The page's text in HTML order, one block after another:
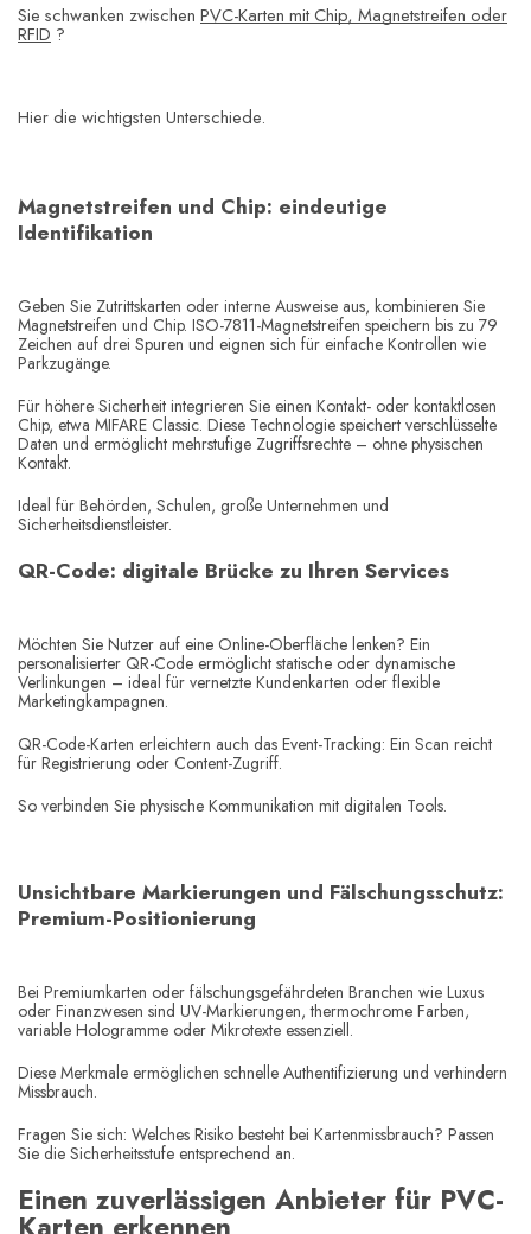
Sie schwanken zwischen PVC-Karten mit Chip, Magnetstreifen oder
RFID ?
Hier die wichtigsten Unterschiede.
Magnetstreifen und Chip: eindeutige
Identifikation
Geben Sie Zutrittskarten oder interne Ausweise aus, kombinieren Sie
Magnetstreifen und Chip. ISO-7811-Magnetstreifen speichern bis zu 79
Zeichen auf drei Spuren und eignen sich für einfache Kontrollen wie
Parkzugänge.
Für höhere Sicherheit integrieren Sie einen Kontakt- oder kontaktlosen
Chip, etwa MIFARE Classic. Diese Technologie speichert verschlüsselte
Daten und ermöglicht mehrstufige Zugriffsrechte – ohne physischen
Kontakt.
Ideal für Behörden, Schulen, große Unternehmen und
Sicherheitsdienstleister.
QR-Code: digitale Brücke zu Ihren Services
Möchten Sie Nutzer auf eine Online-Oberfläche lenken? Ein
personalisierter QR-Code ermöglicht statische oder dynamische
Verlinkungen – ideal für vernetzte Kundenkarten oder flexible
Marketingkampagnen.
QR-Code-Karten erleichtern auch das Event-Tracking: Ein Scan reicht
für Registrierung oder Content-Zugriff.
So verbinden Sie physische Kommunikation mit digitalen Tools.
Unsichtbare Markierungen und Fälschungsschutz:
Premium-Positionierung
Bei Premiumkarten oder fälschungsgefährdeten Branchen wie Luxus
oder Finanzwesen sind UV-Markierungen, thermochrome Farben,
variable Hologramme oder Mikrotexte essenziell.
Diese Merkmale ermöglichen schnelle Authentifizierung und verhindern
Missbrauch.
Fragen Sie sich: Welches Risiko besteht bei Kartenmissbrauch? Passen
Sie die Sicherheitsstufe entsprechend an.
Einen zuverlässigen Anbieter für PVC-